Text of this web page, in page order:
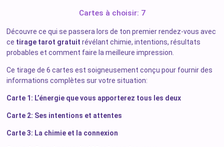
Cartes à choisir: 7
Découvre ce qui se passera lors de ton premier rendez-vous avec
ce tirage tarot gratuit révélant chimie, intentions, résultats
probables et comment faire la meilleure impression.
Ce tirage de 6 cartes est soigneusement conçu pour fournir des
informations complètes sur votre situation:
Carte 1: L’énergie que vous apporterez tous les deux
Carte 2: Ses intentions et attentes
Carte 3: La chimie et la connexion